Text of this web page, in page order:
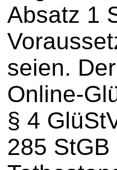
Absatz 1
seien.
Online-
§ 4
285